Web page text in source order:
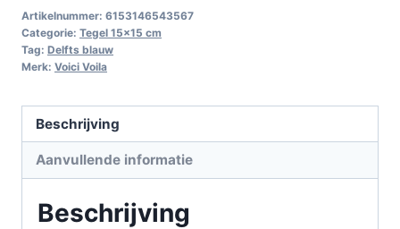
Artikelnummer: 6153146543567
Categorie: Tegel 15x15 cm
Tag: Delfts blauw
Merk: Voici Voila
Beschrijving
Aanvullende informatie
Beschrijving